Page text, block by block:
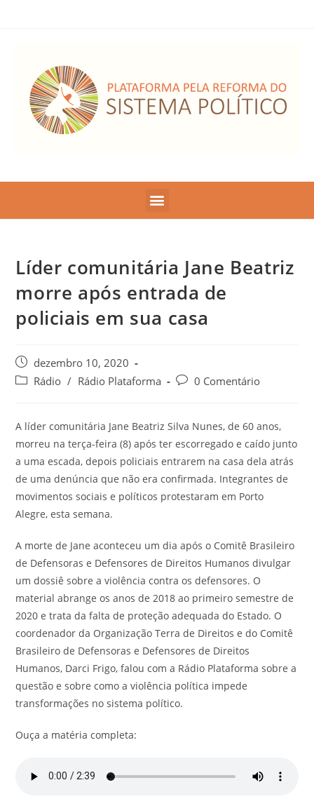
Líder comunitária Jane Beatriz
morre após entrada de
policiais em sua casa
dezembro 10, 2020
Rádio / Rádio Plataforma 0 Comentário
A líder comunitária Jane Beatriz Silva Nunes, de 60 anos,
morreu na terça-feira (8) após ter escorregado e caído junto
a uma escada, depois policiais entrarem na casa dela atrás
de uma denúncia que não era confirmada. Integrantes de
movimentos sociais e políticos protestaram em Porto
Alegre, esta semana.
A morte de Jane aconteceu um dia após o Comitê Brasileiro
de Defensoras e Defensores de Direitos Humanos divulgar
um dossiê sobre a violência contra os defensores. O
material abrange os anos de 2018 ao primeiro semestre de
2020 e trata da falta de proteção adequada do Estado. O
coordenador da Organização Terra de Direitos e do Comitê
Brasileiro de Defensoras e Defensores de Direitos
Humanos, Darci Frigo, falou com a Rádio Plataforma sobre a
questão e sobre como a violência política impede
transformações no sistema político.
Ouça a matéria completa: